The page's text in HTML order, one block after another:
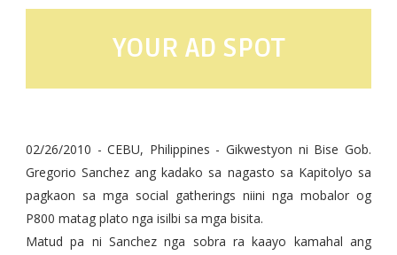
YOUR AD SPOT
02/26/2010 - CEBU, Philippines - Gikwestyon ni Bise Gob.
Gregorio Sanchez ang kadako sa nagasto sa Kapitolyo sa
pagkaon sa mga social gatherings niini nga mobalor og
P800 matag plato nga isilbi sa mga bisita.
Matud pa ni Sanchez nga sobra ra kaayo kamahal ang